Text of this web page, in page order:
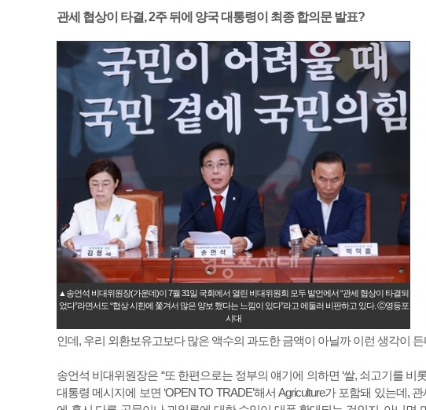
관세 협상이 타결, 2주 뒤에 양국 대통령이 최종 합의문 발표?
▲송언석 비대위원장(가운데)이 7월 31일 국회에서 열린 비대위원회 모두 발언에서 “관세 협상이 타결되
었다”라면서도 “협상 시한에 쫓겨서 많은 양보 했다는 느낌이 있다”라고 에둘러 비판하고 있다. Ⓒ영등포
시대
인데, 우리 외환보유고보다 많은 액수의 과도한 금액이 아닐까 이런 생각이
송언석 비대위원장은 “또 한편으로는 정부의 얘기에 의하면 ‘쌀, 쇠고기를
대통령 메시지에 보면 ‘OPEN TO TRADE’해서 Agriculture가 포함돼 있는데,